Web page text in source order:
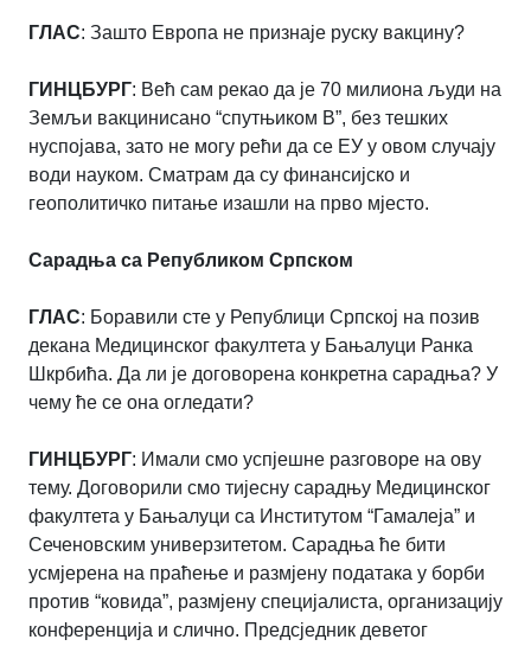
ГЛАС: Зашто Европа не признаје руску вакцину?
ГИНЦБУРГ: Већ сам рекао да је 70 милиона људи на
Земљи вакцинисано “спутњиком В”, без тешких
нуспојава, зато не могу рећи да се ЕУ у овом случају
води науком. Сматрам да су финансијско и
геополитичко питање изашли на прво мјесто.
Сарадња са Републиком Српском
ГЛАС: Боравили сте у Републици Српској на позив
декана Медицинског факултета у Бањалуци Ранка
Шкрбића. Да ли је договорена конкретна сарадња? У
чему ће се она огледати?
ГИНЦБУРГ: Имали смо успјешне разговоре на ову
тему. Договорили смо тијесну сарадњу Медицинског
факултета у Бањалуци са Институтом “Гамалеја” и
Сеченовским универзитетом. Сарадња ће бити
усмјерена на праћење и размјену података у борби
против “ковида”, размјену специјалиста, организацију
конференција и слично. Предсједник деветог